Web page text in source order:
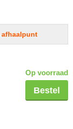
afhaalpunt
Op voorraad
Bestel